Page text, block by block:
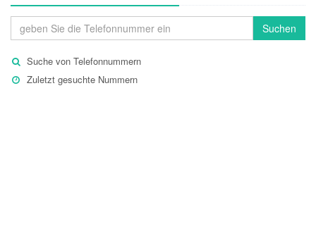
Suchen
Suche von Telefonnummern
Zuletzt gesuchte Nummern